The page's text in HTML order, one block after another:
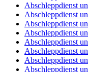
Abschleppdienst
Abschleppdienst
Abschleppdienst
Abschleppdienst
Abschleppdienst
Abschleppdienst
Abschleppdienst
Abschleppdienst